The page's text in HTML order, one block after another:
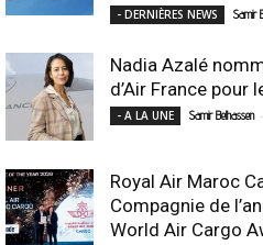
- DERNIÈRES NEWS Samir
Nadia Azalé
d’Air France pour
- A LA UNE Samir Belhassen -
Royal Air Maroc
Compagnie de
World Air Cargo